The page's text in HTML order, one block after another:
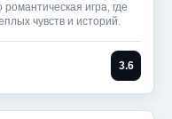
игра, где
чувств и историй.
3.6